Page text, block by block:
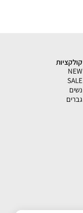
קולקציות
NEW
SALE
נשים
גברים